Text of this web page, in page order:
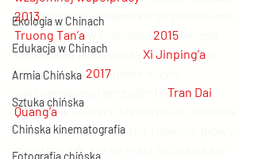
Ekologia w Chinach
Edukacja w Chinach
Armia Chińska
Sztuka chińska
Chińska kinematografia
Fotografia chińska
2013 (wizyta wietnamskiego prezydenta
Truong Tan’a
2015
chińskiego prezydenta Xi Jinping’a
Wietnamie) i 2017
Tran Dai
Quang’a w Chinach i rewizyta Xi Jinpinga
w Wietnamie) ówczesne i obecne głowy
państw udały się do kraju sojusznika w